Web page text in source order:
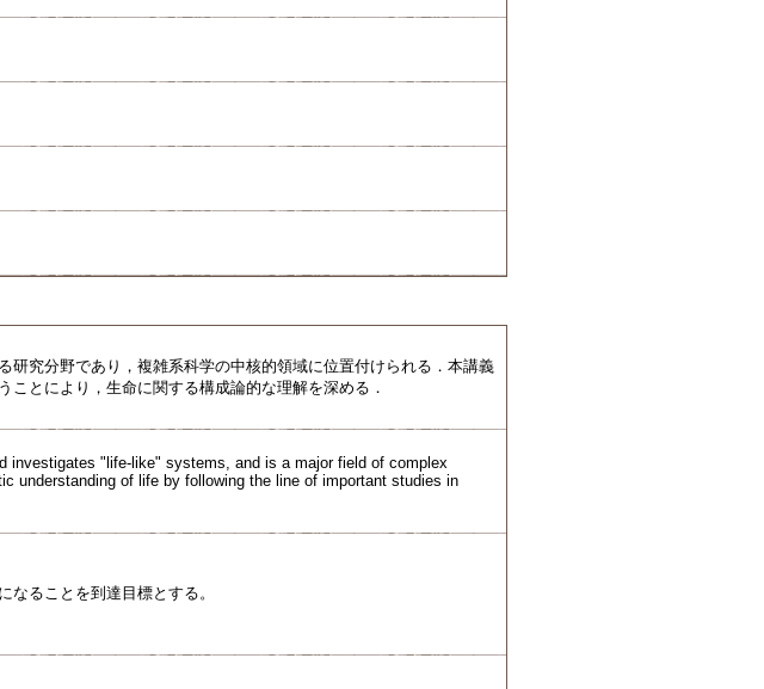
研究分野であり，複雑系科学の中核的領域に位置付けられる．本講義
とにより，生命に関する構成論的な理解を深める．
"life-like" systems, and is a major field of complex
understanding of life by following the line of important studies in
ることを到達目標とする。